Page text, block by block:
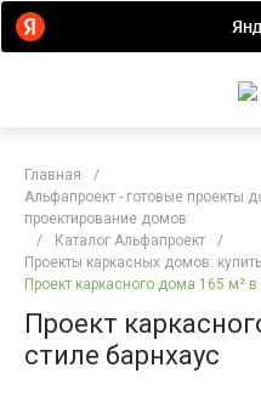
Главная
/
Альфапроект - готовые проекты
проектирование домов
/
Каталог Альфапроект
/
Проекты каркасных домов:
Проект каркасного дома 165 м²
Проект
стиле барнхаус